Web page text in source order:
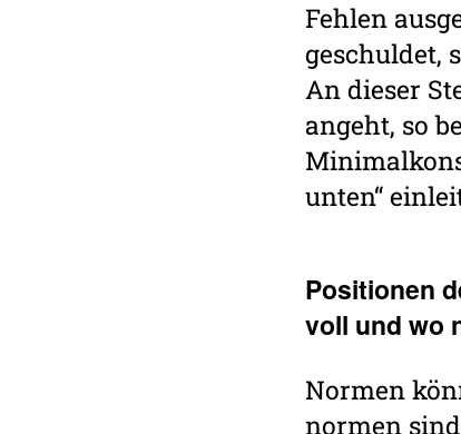
Fehlen
geschuldet,
An dieser
angeht, so
unten“
Posi­tionen
voll und wo
Normen
normen